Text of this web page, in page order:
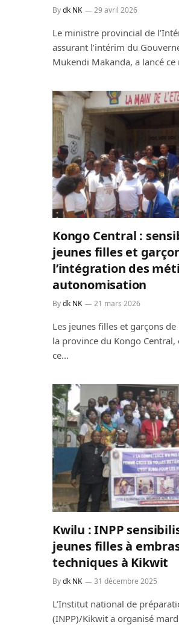
Bydk NK 29 avril 2026
Le ministre provincial de
assurant l’intérim du
Mukendi Makanda, a lancé
Kongo Central :
jeunes filles et
l’intégration des
autonomisation
Bydk NK 21 mars 2026
Les jeunes filles et garçons
la province du Kongo Central,
ce…
Kwilu : INPP
jeunes filles à
techniques à Kikwit
Bydk NK 31 décembre 2025
L’Institut national de
(INPP)/Kikwit a organisé